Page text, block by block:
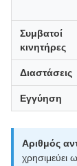
Συμβατοί
κινητήρες
Διαστάσεις
Εγγύηση
Αριθμός
χρησιμεύει